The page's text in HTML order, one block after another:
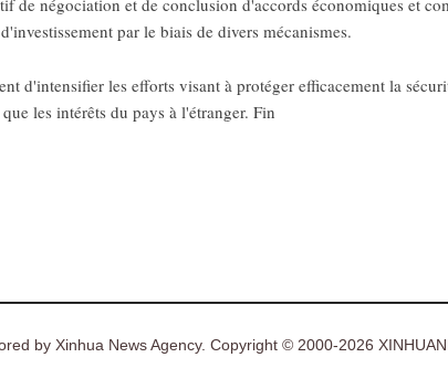
de négociation et de conclusion d'accords économiques et
par le biais de divers mécanismes.
d'intensifier les efforts visant à protéger efficacement la
les intérêts du pays à l'étranger. Fin
by Xinhua News Agency. Copyright © 2000-2026